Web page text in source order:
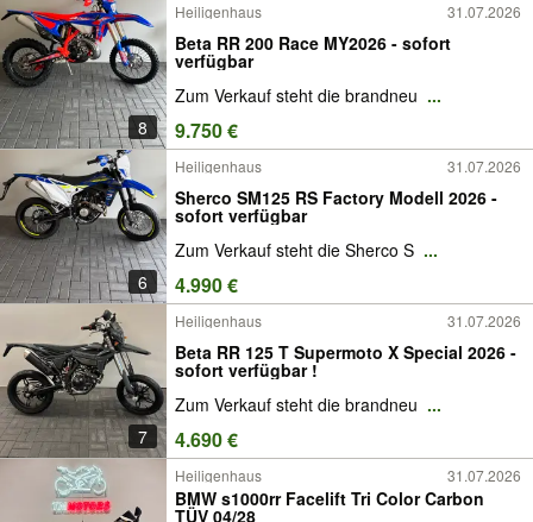
8
Heiligenhaus 31.07.2026
Beta RR 200 Race MY2026 - sofort
verfügbar
Zum Verkauf steht die brandneu ...
9.750 €
6
Heiligenhaus 31.07.2026
Sherco SM125 RS Factory Modell 2026 -
sofort verfügbar
Zum Verkauf steht die Sherco S ...
4.990 €
7
Heiligenhaus 31.07.2026
Beta RR 125 T Supermoto X Special 2026 -
sofort verfügbar !
Zum Verkauf steht die brandneu ...
4.690 €
Heiligenhaus 31.07.2026
BMW s1000rr Facelift Tri Color Carbon
TÜV 04/28